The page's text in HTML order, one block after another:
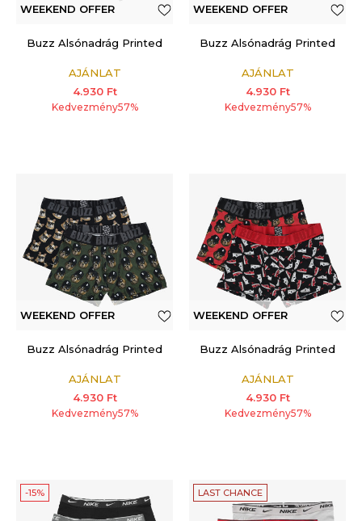
WEEKEND OFFER
ADDITIONAL 15%
Buzz Alsónadrág Printed
AJÁNLAT
4.930 Ft
Kedvezmény57%
WEEKEND OFFER
ADDITIONAL 15%
Buzz Alsónadrág Printed
AJÁNLAT
4.930 Ft
Kedvezmény57%
WEEKEND OFFER
ADDITIONAL 15%
Buzz Alsónadrág Printed
AJÁNLAT
4.930 Ft
Kedvezmény57%
WEEKEND OFFER
ADDITIONAL 15%
Buzz Alsónadrág Printed
AJÁNLAT
4.930 Ft
Kedvezmény57%
-15% LAST CHANCE